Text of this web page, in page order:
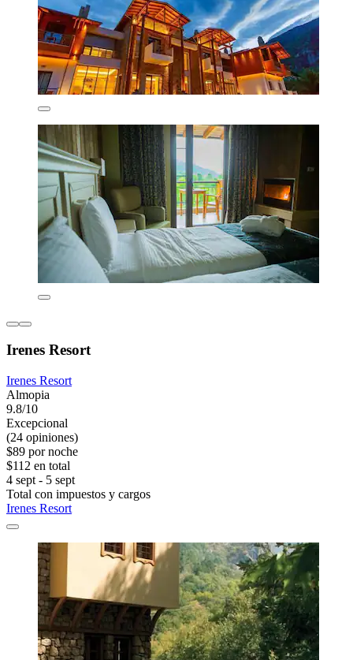
Irenes Resort
Irenes Resort
Almopia
9.8/10
Excepcional
(24 opiniones)
$89 por noche
$112 en total
4 sept - 5 sept
Total con impuestos y cargos
Irenes Resort